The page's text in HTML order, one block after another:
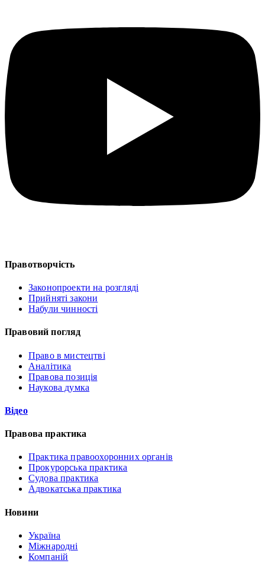
Правотворчість
Законопроекти на розгляді
Прийняті закони
Набули чинності
Правовий погляд
Право в мистецтві
Аналітика
Правова позиція
Наукова думка
Відео
Правова практика
Практика правоохоронних органів
Прокурорська практика
Судова практика
Адвокатська практика
Новини
Україна
Міжнародні
Компаній